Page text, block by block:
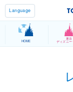
Language
HOME
東京
ディズニー